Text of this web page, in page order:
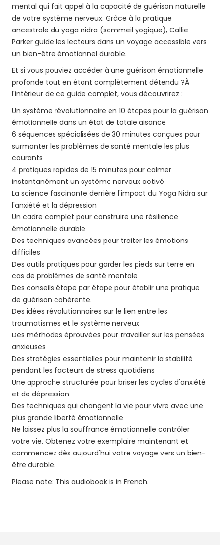
mental qui fait appel à la capacité de guérison naturelle
de votre système nerveux. Grâce à la pratique
ancestrale du yoga nidra (sommeil yogique), Callie
Parker guide les lecteurs dans un voyage accessible vers
un bien-être émotionnel durable.
Et si vous pouviez accéder à une guérison émotionnelle
profonde tout en étant complètement détendu ?À
l'intérieur de ce guide complet, vous découvrirez :
Un système révolutionnaire en 10 étapes pour la guérison
émotionnelle dans un état de totale aisance
6 séquences spécialisées de 30 minutes conçues pour
surmonter les problèmes de santé mentale les plus
courants
4 pratiques rapides de 15 minutes pour calmer
instantanément un système nerveux activé
La science fascinante derrière l'impact du Yoga Nidra sur
l'anxiété et la dépression
Un cadre complet pour construire une résilience
émotionnelle durable
Des techniques avancées pour traiter les émotions
difficiles
Des outils pratiques pour garder les pieds sur terre en
cas de problèmes de santé mentale
Des conseils étape par étape pour établir une pratique
de guérison cohérente.
Des idées révolutionnaires sur le lien entre les
traumatismes et le système nerveux
Des méthodes éprouvées pour travailler sur les pensées
anxieuses
Des stratégies essentielles pour maintenir la stabilité
pendant les facteurs de stress quotidiens
Une approche structurée pour briser les cycles d'anxiété
et de dépression
Des techniques qui changent la vie pour vivre avec une
plus grande liberté émotionnelle
Ne laissez plus la souffrance émotionnelle contrôler
votre vie. Obtenez votre exemplaire maintenant et
commencez dès aujourd'hui votre voyage vers un bien-
être durable.
Please note: This audiobook is in French.